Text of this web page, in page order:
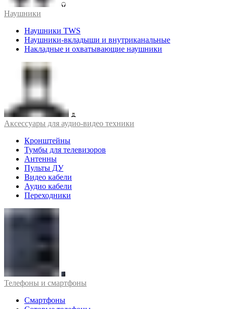
Наушники
Наушники TWS
Наушники-вкладыши и внутриканальные
Накладные и охватывающие наушники
Аксессуары для аудио-видео техники
Кронштейны
Тумбы для телевизоров
Антенны
Пульты ДУ
Видео кабели
Аудио кабели
Переходники
Телефоны и смартфоны
Смартфоны